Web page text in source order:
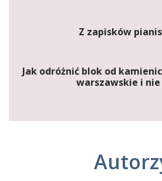
Z zapisków
Jak odróżnić blok od
warszawskie i